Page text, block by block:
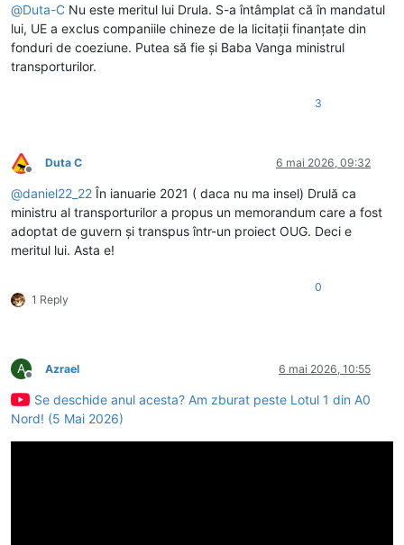
@Duta-C Nu este meritul lui Drula. S-a întâmplat că în mandatul
lui, UE a exclus companiile chineze de la licitații finanțate din
fonduri de coeziune. Putea să fie și Baba Vanga ministrul
transporturilor.
3
Deconectat
Duta C 6 mai 2026, 09:32
@daniel22_22 În ianuarie 2021 ( daca nu ma insel) Drulă ca
ministru al transporturilor a propus un memorandum care a fost
adoptat de guvern și transpus într-un proiect OUG. Deci e
meritul lui. Asta e!
1 Reply
0
A
Deconectat
Azrael 6 mai 2026, 10:55
Se deschide anul acesta? Am zburat peste Lotul 1 din A0
Nord! (5 Mai 2026)